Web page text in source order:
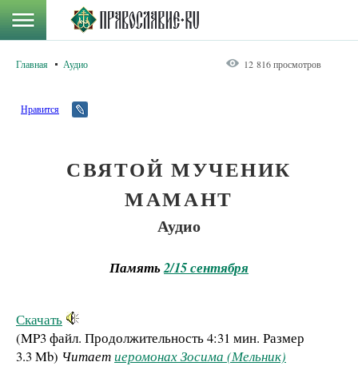
Главная Аудио 12 816 просмотров
Нравится
СВЯТОЙ МУЧЕНИК
МАМАНТ
Аудио
Память2/15 сентября
Скачать
(MP3 файл. Продолжительность4:31 мин. Размер
3.3 Mb) Читаетиеромонах Зосима (Мельник)